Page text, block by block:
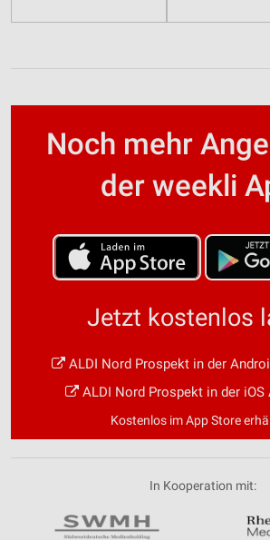
Noch mehr
der weekli
Jetzt kostenlos
ALDI Nord Prospekt in der
ALDI Nord Prospekt in der iOS
Kostenlos im App Store
In Kooperation mit: